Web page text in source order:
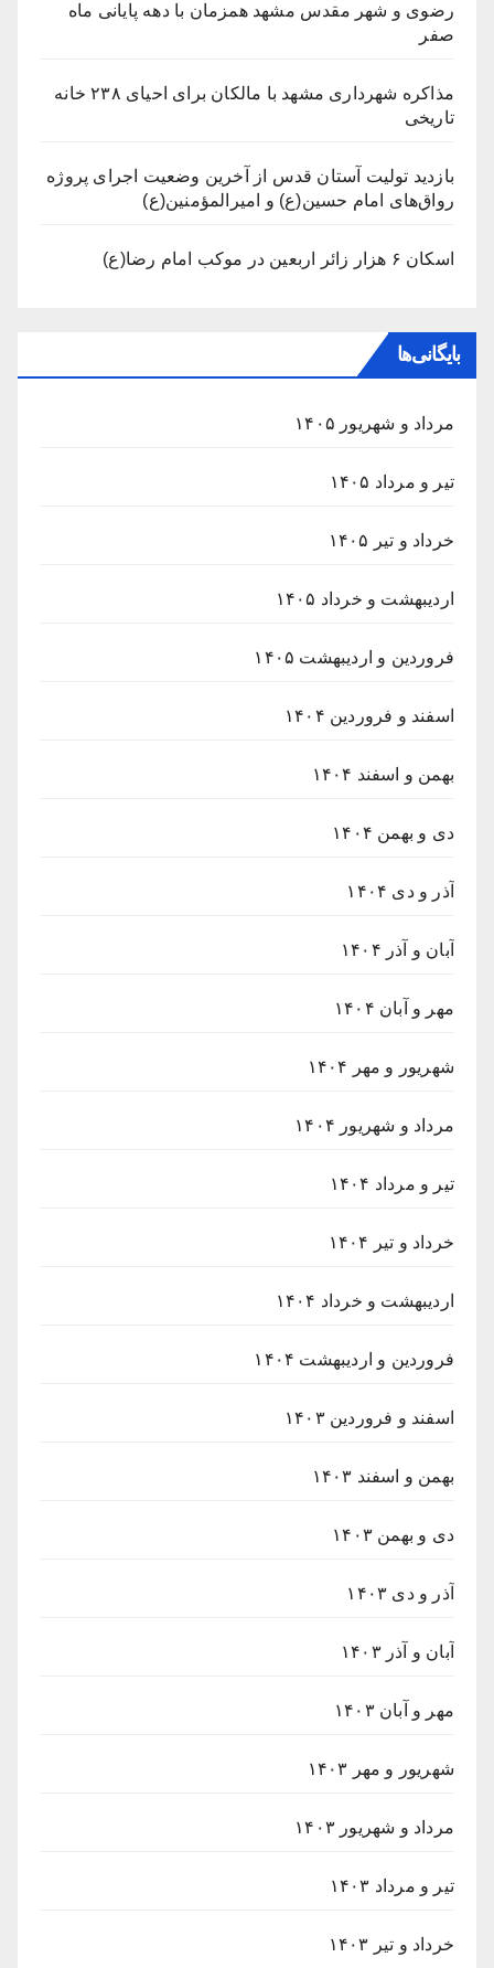
رضوی و شهر مقدس مشهد همزمان با دهه پایانی ماه
صفر
مذاکره شهرداری مشهد با مالکان برای احیای ۲۳۸ خانه
تاریخی
بازدید تولیت آستان قدس از آخرین وضعیت اجرای پروژه
رواق‌های امام حسین(ع) و امیرالمؤمنین(ع)
اسکان ۶ هزار زائر اربعین در موکب امام رضا(ع)
بایگانی‌ها
مرداد و شهریور ۱۴۰۵
تیر و مرداد ۱۴۰۵
خرداد و تیر ۱۴۰۵
اردیبهشت و خرداد ۱۴۰۵
فروردین و اردیبهشت ۱۴۰۵
اسفند و فروردین ۱۴۰۴
بهمن و اسفند ۱۴۰۴
دی و بهمن ۱۴۰۴
آذر و دی ۱۴۰۴
آبان و آذر ۱۴۰۴
مهر و آبان ۱۴۰۴
شهریور و مهر ۱۴۰۴
مرداد و شهریور ۱۴۰۴
تیر و مرداد ۱۴۰۴
خرداد و تیر ۱۴۰۴
اردیبهشت و خرداد ۱۴۰۴
فروردین و اردیبهشت ۱۴۰۴
اسفند و فروردین ۱۴۰۳
بهمن و اسفند ۱۴۰۳
دی و بهمن ۱۴۰۳
آذر و دی ۱۴۰۳
آبان و آذر ۱۴۰۳
مهر و آبان ۱۴۰۳
شهریور و مهر ۱۴۰۳
مرداد و شهریور ۱۴۰۳
تیر و مرداد ۱۴۰۳
خرداد و تیر ۱۴۰۳